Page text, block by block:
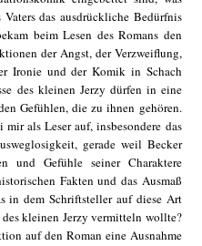
das ausdrückliche Bedürfnis
beim Lesen des Romans den
der Angst, der Verzweiflung,
Ironie und der Komik in Schach
des kleinen Jerzy dürfen in eine
Gefühlen, die zu ihnen gehören.
als Leser auf, insbesondere das
gerade weil Becker
und Gefühle seiner Charaktere
Fakten und das Ausmaß
in dem Schriftsteller auf diese Art
kleinen Jerzy vermitteln wollte?
auf den Roman eine Ausnahme